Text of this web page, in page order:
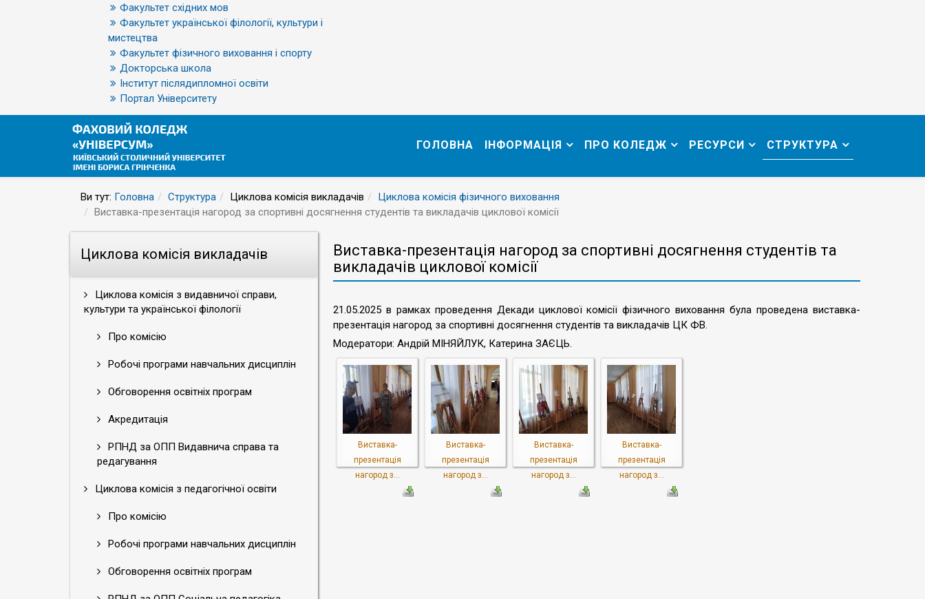
Факультет східних мов
Факультет української філології, культури і
мистецтва
Факультет фізичного виховання і спорту
Докторська школа
Інститут післядипломної освіти
Портал Університету
ГОЛОВНА ІНФОРМАЦІЯ ПРО КОЛЕДЖ РЕСУРСИ СТРУКТУРА
Ви тут: Головна Структура Циклова комісія викладачів
Циклова комісія фізичного виховання
Виставка-презентація нагород за спортивні досягнення студентів та викладачів циклової комісії
Циклова комісія викладачів
Циклова комісія з видавничої справи,
культури та української філології
Про комісію
Робочі програми навчальних дисциплін
Обговорення освітніх програм
Акредитація
РПНД за ОПП Видавнича справа та
редагування
Циклова комісія з педагогічної освіти
Про комісію
Робочі програми навчальних дисциплін
Обговорення освітніх програм
Виставка-презентація нагород за спортивні досягнення студентів та
викладачів циклової комісії
21.05.2025 в рамках проведення Декади циклової комісії фізичного виховання була проведена виставка-
презентація нагород за спортивні досягнення студентів та викладачів ЦК ФВ.
Модератори: Андрій МІНЯЙЛУК, Катерина ЗАЄЦЬ.
Виставка-
презентація
нагород з...
Виставка-
презентація
нагород з...
Виставка-
презентація
нагород з...
Виставка-
презентація
нагород з...